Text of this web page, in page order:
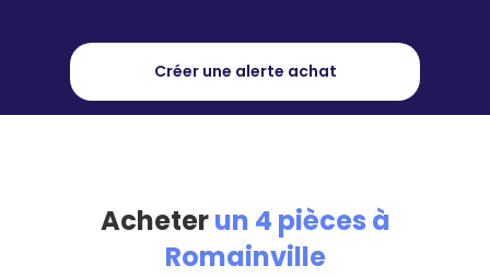
Créer une alerte achat
Acheterun 4 pièces à
Romainville